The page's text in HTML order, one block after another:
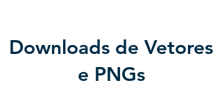
Downloads de Vetores
e PNGs